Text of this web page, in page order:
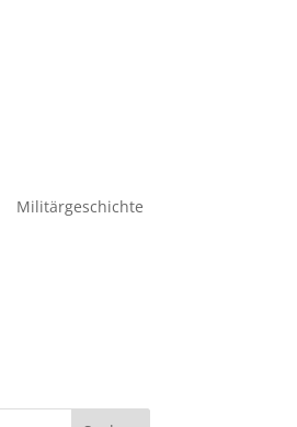
Militärgeschichte